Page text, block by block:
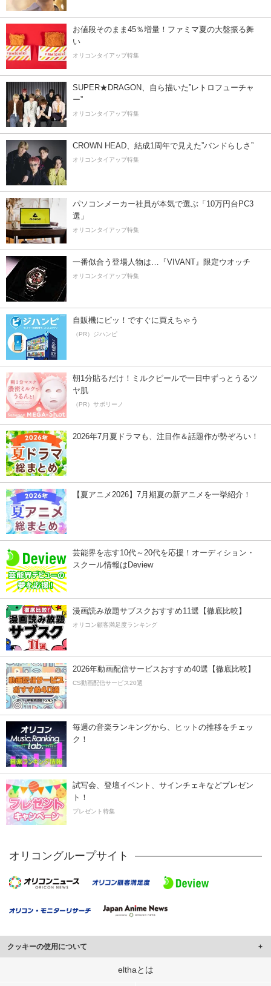
お値段そのまま45％増量！ファミマ夏の大盤振る舞
い
オリコンタイアップ特集
SUPER★DRAGON、自ら描いた”レトロフューチャ
ー”
オリコンタイアップ特集
CROWN HEAD、結成1周年で見えた”バンドらしさ”
オリコンタイアップ特集
パソコンメーカー社員が本気で選ぶ「10万円台PC3
選」
オリコンタイアップ特集
一番似合う登場人物は…『VIVANT』限定ウオッチ
オリコンタイアップ特集
自販機にピッ！ですぐに買えちゃう
（PR）ジハンピ
朝1分貼るだけ！ミルクピールで一日中ずっとうるツ
ヤ肌
（PR）サボリーノ
2026年7月夏ドラマも、注目作＆話題作が勢ぞろい！
【夏アニメ2026】7月期夏の新アニメを一挙紹介！
芸能界を志す10代～20代を応援！オーディション・
スクール情報はDeview
漫画読み放題サブスクおすすめ11選【徹底比較】
オリコン顧客満足度ランキング
2026年動画配信サービスおすすめ40選【徹底比較】
CS動画配信サービス20選
毎週の音楽ランキングから、ヒットの推移をチェッ
ク！
試写会、登壇イベント、サインチェキなどプレゼン
ト！
プレゼント特集
オリコングループサイト
クッキーの使用について
このサイトでは Cookie を使用して、ユーザーに合わせたコンテンツや広告の
elthaとは